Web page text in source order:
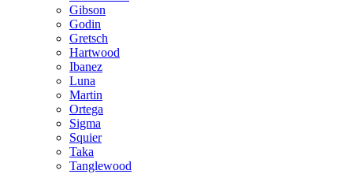
Gibson
Godin
Gretsch
Hartwood
Ibanez
Luna
Martin
Ortega
Sigma
Squier
Taka
Tanglewood